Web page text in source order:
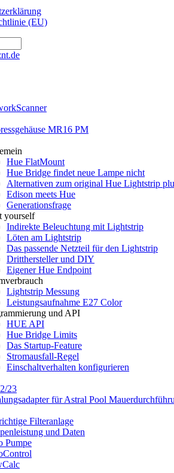
(EU)
MR16 PM
Hue FlatMount
Hue Bridge findet neue Lampe nicht
Alternativen zum original Hue Lightstrip
Edison meets Hue
Generationsfrage
yourself
Indirekte Beleuchtung mit Lightstrip
Löten am Lightstrip
Das passende Netzteil für den Lightstrip
Dritthersteller und DIY
Eigener Hue Endpoint
Lightstrip Messung
Leistungsaufnahme E27 Color
und API
HUE API
Hue Bridge Limits
Das Startup-Feature
Stromausfall-Regel
Einschaltverhalten konfigurieren
23
für Astral Pool
Filter­anlage
und Daten
Pumpe